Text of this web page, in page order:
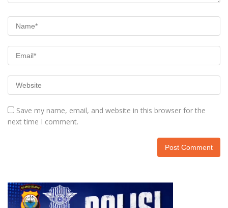
Save my name, email, and website in this browser for the
next time I comment.